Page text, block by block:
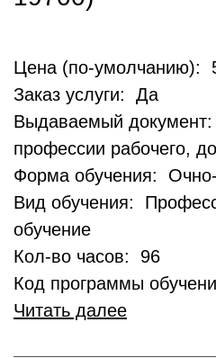
Цена (по-умолчанию):
Заказ услуги: Да
Выдаваемый
профессии рабочего,
Форма обучения:
Вид обучения:
обучение
Кол-во часов: 96
Код программы
Читать далее